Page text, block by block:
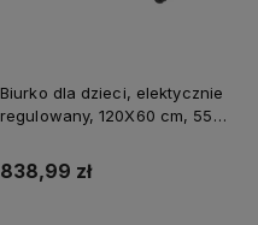
Biurko dla dzieci, elektycznie
regulowany, 120X60 cm, 55-
ULTRADESK
838,99 zł